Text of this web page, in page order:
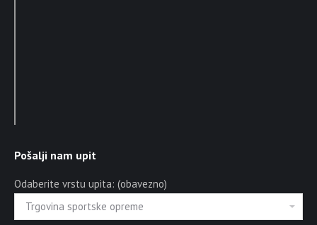
Pošalji nam upit
Odaberite vrstu upita: (obavezno)